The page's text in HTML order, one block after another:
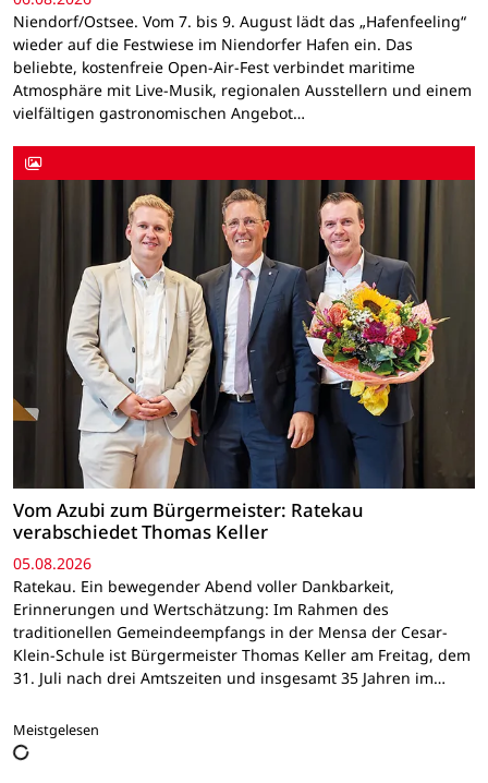
Niendorf/Ostsee. Vom 7. bis 9. August lädt das „Hafenfeeling“
wieder auf die Festwiese im Niendorfer Hafen ein. Das
beliebte, kostenfreie Open-Air-Fest verbindet maritime
Atmosphäre mit Live-Musik, regionalen Ausstellern und einem
vielfältigen gastronomischen Angebot…
Vom Azubi zum Bürgermeister: Ratekau
verabschiedet Thomas Keller
05.08.2026
Ratekau. Ein bewegender Abend voller Dankbarkeit,
Erinnerungen und Wertschätzung: Im Rahmen des
traditionellen Gemeindeempfangs in der Mensa der Cesar-
Klein-Schule ist Bürgermeister Thomas Keller am Freitag, dem
31. Juli nach drei Amtszeiten und insgesamt 35 Jahren im…
Meistgelesen